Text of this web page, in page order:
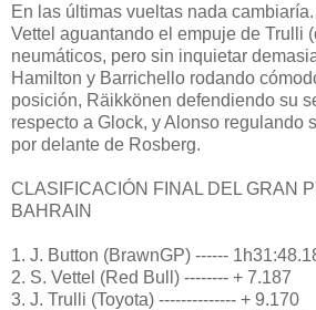
En las últimas vueltas nada
Vettel aguantando el empuje de Trulli
neumáticos, pero sin inquietar
Hamilton y Barrichello rodando
posición, Räikkönen defendiendo su
respecto a Glock, y Alonso regulando
por delante de Rosberg.
CLASIFICACIÓN FINAL DEL GRAN
BAHRAIN
1. J. Button (BrawnGP) ------
2. S. Vettel (Red Bull) -------- + 7.187
3. J. Trulli (Toyota) -------------- + 9.170